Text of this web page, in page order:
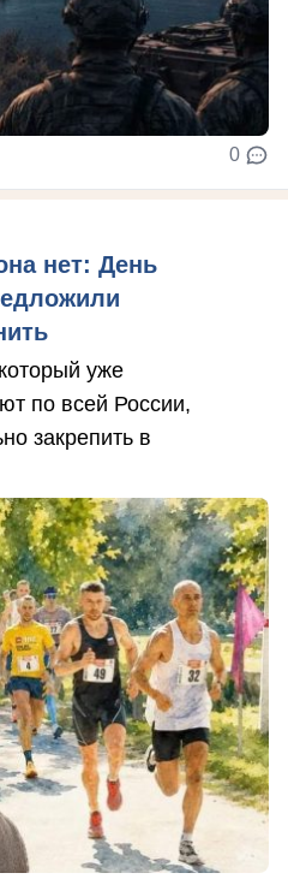
0
нет: День
уже
по всей России,
закрепить в